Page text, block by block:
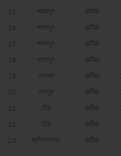
15 भरतपुर अपील
16 भरतपुर अपील
17 भरतपुर अपील
18 भरतपुर अपील
19 अलवर अपील
20 जयपुर अपील
21 टोंक अपील
22 टोंक अपील
23 श्रीगंगानगर अपील